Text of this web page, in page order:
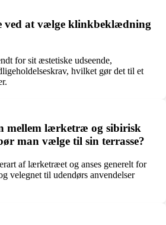
ved at vælge klinkbeklædning
for sit æstetiske udseende,
hvilket gør det til et
mellem lærketræ og sibirisk
man vælge til sin terrasse?
af lærketræet og anses generelt for
velegnet til udendørs anvendelser